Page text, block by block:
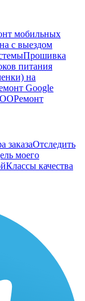
мобильных
с выездом
Прошивка
питания
на
Google
Ремонт
заказаОтследить
моего
Классы качества